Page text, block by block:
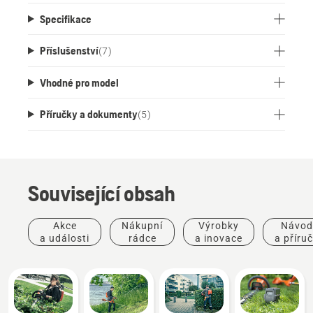
propojení se službou Husqvarna Fleet Services™.
Specifikace
Příslušenství(7)
Vhodné pro model
Příručky a dokumenty(5)
Související obsah
Akce
a události
Nákupní
rádce
Výrobky
a inovace
a